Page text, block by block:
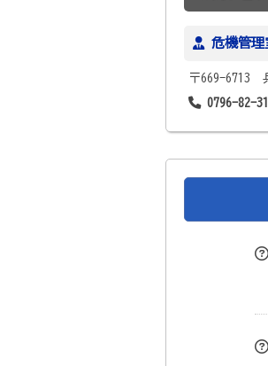
危機管理
〒669-6713
0796-82-